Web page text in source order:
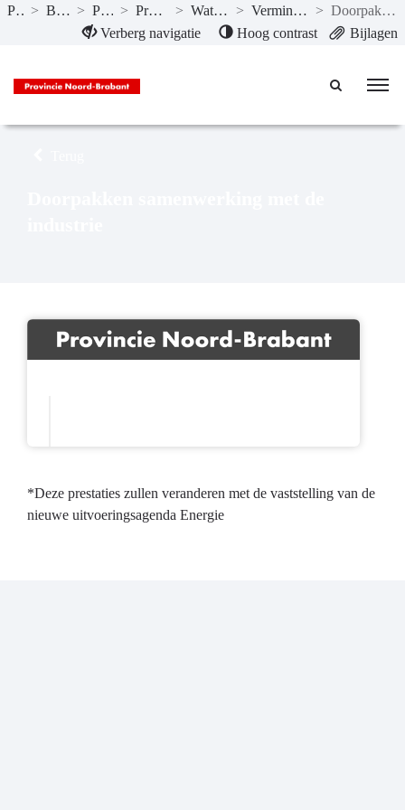
Naar hoofdinhoud
Publicaties > Begroting 2025 > Programma’s > Programma 6 Energie > Wat willen we bereiken? > Verminderen emissies broeikasgassen >
Doorpakken samenwerking met de industrie
Verberg navigatie
Hoog contrast Bijlagen
*Deze prestaties zullen veranderen met de vaststelling van de
nieuwe uitvoeringsagenda Energie